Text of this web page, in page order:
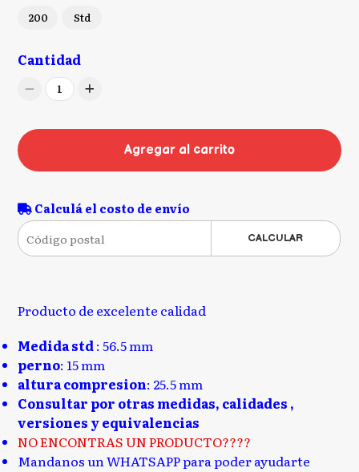
200 Std
Cantidad
1
Agregar al carrito
Calculá el costo de envío
CALCULAR
Producto de excelente calidad
Medida std: 56.5 mm
perno: 15 mm
altura compresion: 25.5 mm
Consultar por otras medidas, calidades ,
versiones y equivalencias
NO ENCONTRAS UN PRODUCTO????
Mandanos un WHATSAPP para poder ayudarte